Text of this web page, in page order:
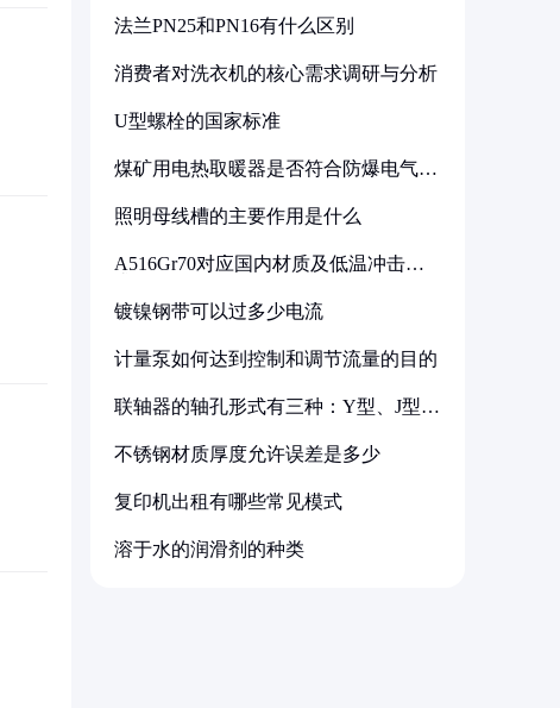
法兰PN25和PN16有什么区别
消费者对洗衣机的核心需求调研与分析
U型螺栓的国家标准
煤矿用电热取暖器是否符合防爆电气设
照明母线槽的主要作用是什么
A516Gr70对应国内材质及低温冲击要
镀镍钢带可以过多少电流
计量泵如何达到控制和调节流量的目的
联轴器的轴孔形式有三种：Y型、J型、
不锈钢材质厚度允许误差是多少
复印机出租有哪些常见模式
溶于水的润滑剂的种类